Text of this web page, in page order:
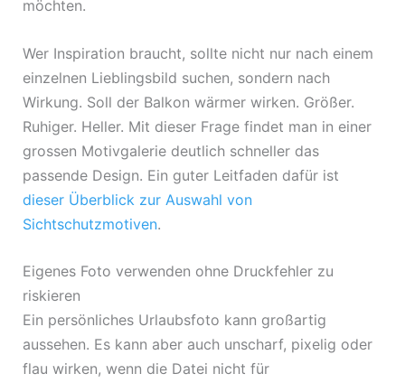
möchten.
Wer Inspiration braucht, sollte nicht nur nach einem
einzelnen Lieblingsbild suchen, sondern nach
Wirkung. Soll der Balkon wärmer wirken. Größer.
Ruhiger. Heller. Mit dieser Frage findet man in einer
grossen Motivgalerie deutlich schneller das
passende Design. Ein guter Leitfaden dafür ist
dieser Überblick zur Auswahl von
Sichtschutzmotiven.
Eigenes Foto verwenden ohne Druckfehler zu
riskieren
Ein persönliches Urlaubsfoto kann großartig
aussehen. Es kann aber auch unscharf, pixelig oder
flau wirken, wenn die Datei nicht für